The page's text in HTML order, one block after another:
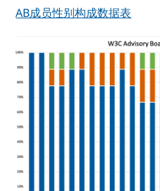
AB成员性别构成数据表